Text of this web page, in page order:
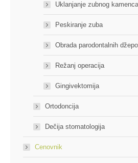
Uklanjanje zubnog
Peskiranje zuba
Obrada parodontalnih
Režanj operacija
Gingivektomija
Ortodoncija
Dečija stomatologija
Cenovnik